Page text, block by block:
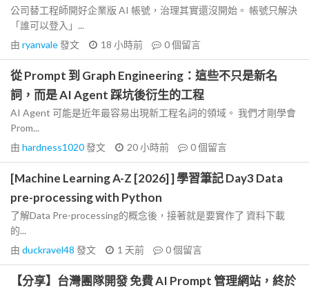
公司替工程師開好企業版 AI 帳號，治理其實還沒開始。 帳號只解決
「誰可以登入」...
由 ryanvale發文 18 小時前 0個留言
從 Prompt 到 Graph Engineering：這些不只是新名
詞，而是 AI Agent 踩坑後衍生的工程
AI Agent 可能是近年最容易出現新工程名詞的領域。 我們才剛學會
Prom...
由 hardness1020發文 20 小時前 0個留言
[Machine Learning A-Z [2026] ] 學習筆記 Day3 Data
pre-processing with Python
了解Data Pre-processing的概念後，接著就是要實作了 資料下載
的...
由 duckravel48 發文 1 天前 0個留言
【分享】台灣團隊開發 免費 AI Prompt 管理網站，終於